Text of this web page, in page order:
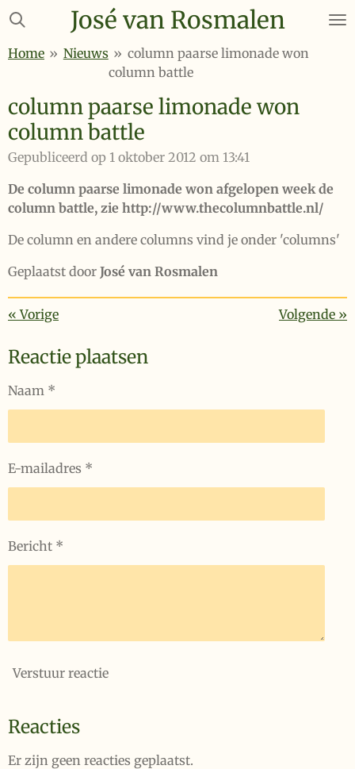
Ga
naar
José van Rosmalen
Home » Nieuws » column paarse limonade won
column battle
column paarse limonade won
column battle
Gepubliceerd op 1 oktober 2012 om 13:41
De column paarse limonade won afgelopen week de
column battle, zie http://www.thecolumnbattle.nl/
De column en andere columns vind je onder 'columns'
Geplaatst door José van Rosmalen
«Vorige Volgende »
Reactie plaatsen
Naam *
E-mailadres *
Bericht *
Verstuur reactie
Reacties
Er zijn geen reacties geplaatst.